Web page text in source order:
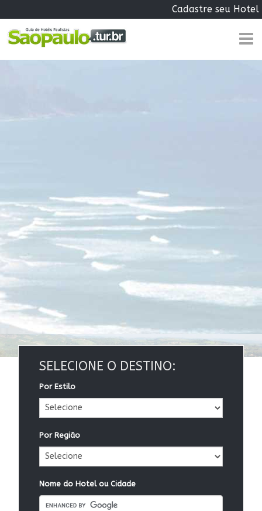
Cadastre seu Hotel
SELECIONE O DESTINO:
Por Estilo
Por Região
Nome do Hotel ou Cidade